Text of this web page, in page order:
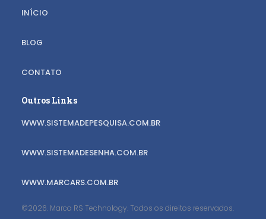
INÍCIO
BLOG
CONTATO
Outros Links
WWW.SISTEMADEPESQUISA.COM.BR
WWW.SISTEMADESENHA.COM.BR
WWW.MARCARS.COM.BR
©2026. Marca RS Technology. Todos os direitos reservados.